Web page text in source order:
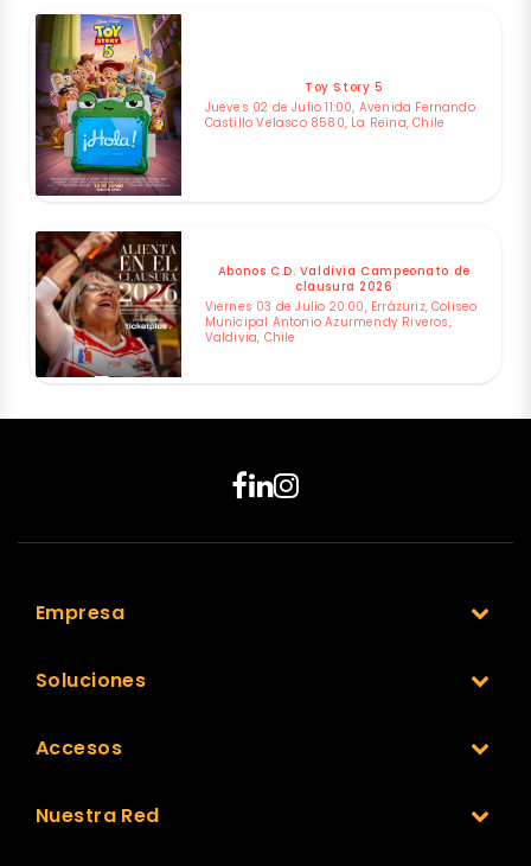
Toy Story 5
Jueves 02 de Julio 11:00, Avenida Fernando
Castillo Velasco 8580, La Reina, Chile
Abonos C.D. Valdivia Campeonato de
clausura 2026
Viernes 03 de Julio 20:00, Errázuriz, Coliseo
Municipal Antonio Azurmendy Riveros,
Valdivia, Chile
Empresa
Soluciones
Accesos
Nuestra Red